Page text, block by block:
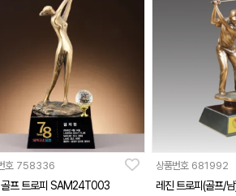
호 758336
골프 트로피 SAM24T003
상품번호 681992
레진 트로피(골프/